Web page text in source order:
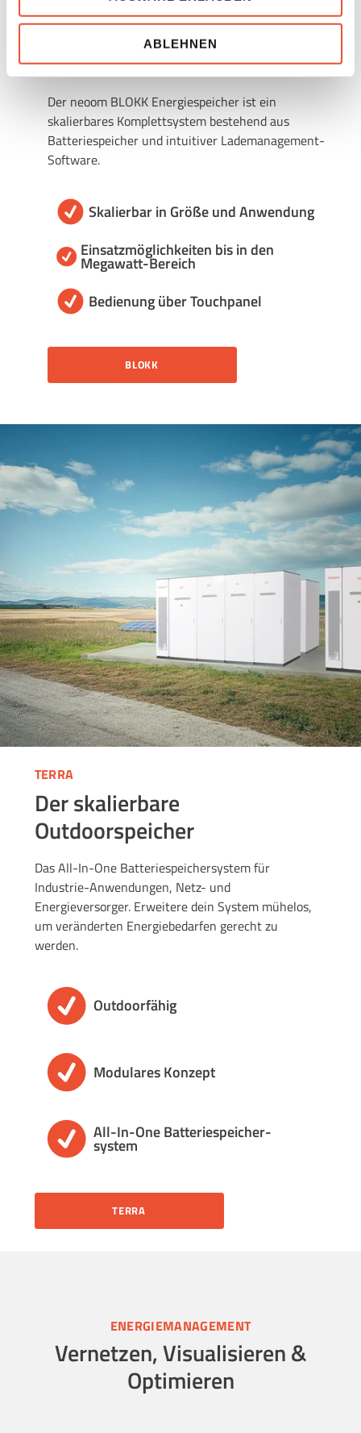
Kontroll- und Überwachungszwecken zugreifen und
Sie können Ihre Präferenzen jederzeit anpassen und so
Uns ist Datenschutz wichtig, hier findest du unsere
Datenschutzbestimmungenund neoomAGBs.
ABLEHNEN
Skalierbarer Großspeicher
für Gewerbe & Industrie
Der neoom BLOKK Energiespeicher ist ein
skalierbares Komplettsystem bestehend aus
Batteriespeicher und intuitiver Lademanagement-
Software.
Skalierbar in Größe und Anwendung
Einsatzmöglichkeiten bis in den
Megawatt-Bereich
Bedienung über Touchpanel
BLOKK
TERRA
Der skalierbare
Outdoorspeicher
Das All-In-One Batteriespeichersystem für
Industrie-Anwendungen, Netz- und
Energieversorger. Erweitere dein System mühelos,
um veränderten Energiebedarfen gerecht zu
werden.
Outdoorfähig
Modulares Konzept
All-In-One Batterie­speicher­
system
TERRA
ENERGIEMANAGEMENT
Vernetzen, Visualisieren &
Optimieren